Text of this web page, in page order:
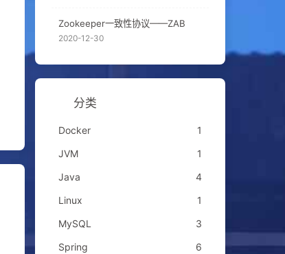
Zookeeper一致性协议——ZAB
2020-12-30
分类
Docker
1
JVM
1
Java
4
Linux
1
MySQL
3
Spring
6